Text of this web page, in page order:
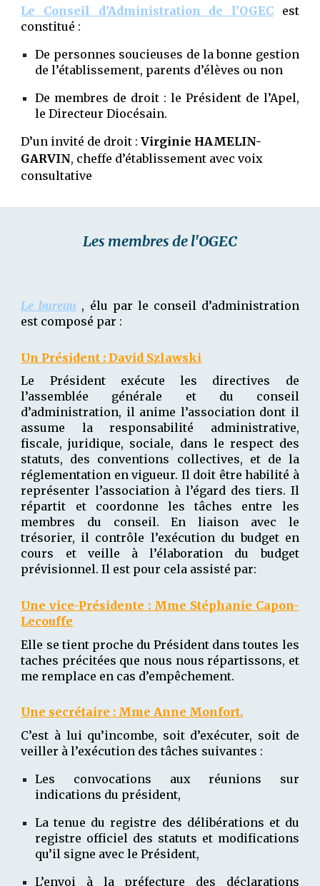
Le Conseil d’Administration de l’OGEC
est
constitué :
De personnes soucieuses de la bonne gestion
de l’établissement, parents d’élèves ou non
De membres de droit : le Président de l’Apel,
le Directeur Diocésain.
D’un invité de droit :Virginie HAMELIN-
GARVIN, cheffe d’établissement avec voix
consultative
Les membres de l'OGEC
Le bureau , élu par le conseil d’administration
est composé par :
Un Président : David Szlawski
Le Président exécute les directives de
l’assemblée générale et du conseil
d’administration, il anime l’association dont il
assume la responsabilité administrative,
fiscale, juridique, sociale, dans le respect des
statuts, des conventions collectives, et de la
réglementation en vigueur. Il doit être habilité à
représenter l’association à l’égard des tiers. Il
répartit et coordonne les tâches entre les
membres du conseil. En liaison avec le
trésorier, il contrôle l’exécution du budget en
cours et veille à l’élaboration du budget
prévisionnel. Il est pour cela assisté par:
Une vice-Présidente : Mme Stéphanie Capon-
Lecouffe
Elle se tient proche du Président dans toutes les
taches précitées que nous nous répartissons, et
me remplace en cas d’empêchement.
Une secrétaire : Mme Anne Monfort.
C’est à lui qu’incombe, soit d’exécuter, soit de
veiller à l’exécution des tâches suivantes :
Les convocations aux réunions sur
indications du président,
La tenue du registre des délibérations et du
registre officiel des statuts et modifications
qu’il signe avec le Président,
L’envoi à la préfecture des déclarations